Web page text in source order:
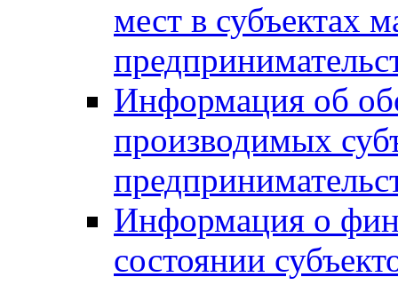
мест в субъектах
Информация об
производимых
Информация о
состоянии